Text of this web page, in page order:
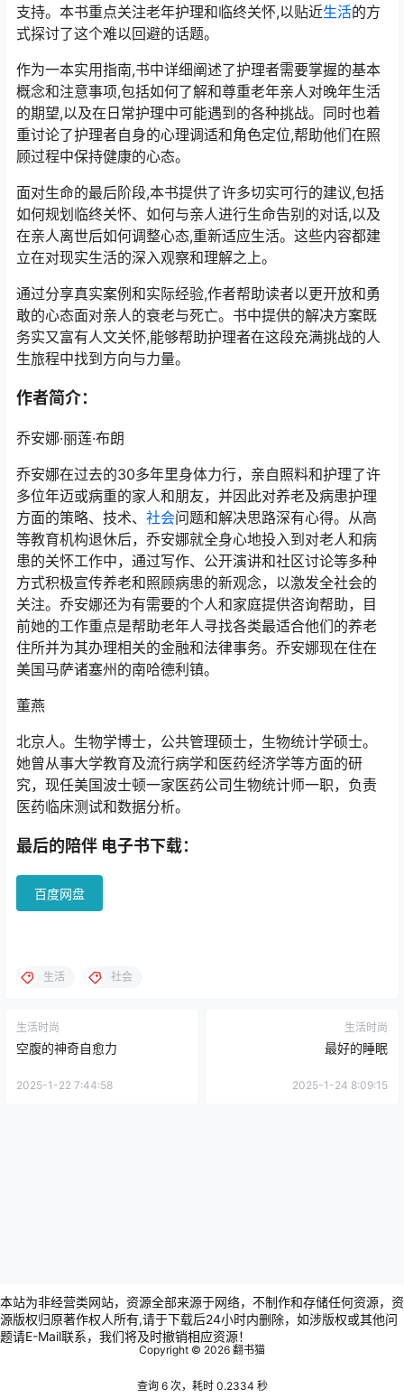
支持。本书重点关注老年护理和临终关怀,以贴近生活的方
式探讨了这个难以回避的话题。
作为一本实用指南,书中详细阐述了护理者需要掌握的基本
概念和注意事项,包括如何了解和尊重老年亲人对晚年生活
的期望,以及在日常护理中可能遇到的各种挑战。同时也着
重讨论了护理者自身的心理调适和角色定位,帮助他们在照
顾过程中保持健康的心态。
面对生命的最后阶段,本书提供了许多切实可行的建议,包括
如何规划临终关怀、如何与亲人进行生命告别的对话,以及
在亲人离世后如何调整心态,重新适应生活。这些内容都建
立在对现实生活的深入观察和理解之上。
通过分享真实案例和实际经验,作者帮助读者以更开放和勇
敢的心态面对亲人的衰老与死亡。书中提供的解决方案既
务实又富有人文关怀,能够帮助护理者在这段充满挑战的人
生旅程中找到方向与力量。
作者简介：
乔安娜·丽莲·布朗
乔安娜在过去的30多年里身体力行，亲自照料和护理了许
多位年迈或病重的家人和朋友，并因此对养老及病患护理
方面的策略、技术、 社会问题和解决思路深有心得。从高
等教育机构退休后，乔安娜就全身心地投入到对老人和病
患的关怀工作中，通过写作、公开演讲和社区讨论等多种
方式积极宣传养老和照顾病患的新观念，以激发全社会的
关注。乔安娜还为有需要的个人和家庭提供咨询帮助，目
前她的工作重点是帮助老年人寻找各类最适合他们的养老
住所并为其办理相关的金融和法律事务。乔安娜现在住在
美国马萨诸塞州的南哈德利镇。
董燕
北京人。生物学博士，公共管理硕士，生物统计学硕士。
她曾从事大学教育及流行病学和医药经济学等方面的研
究，现任美国波士顿一家医药公司生物统计师一职，负责
医药临床测试和数据分析。
最后的陪伴 电子书下载：
百度网盘
生活 社会
生活时尚
空腹的神奇自愈力
2025-1-22 7:44:58
生活时尚
最好的睡眠
2025-1-24 8:09:15
本站为非经营类网站，资源全部来源于网络，不制作和存储任何资源，资
源版权归原著作权人所有,请于下载后24小时内删除，如涉版权或其他问
题请E-Mail联系，我们将及时撤销相应资源！
Copyright © 2026 翻书猫
查询 6 次，耗时 0.2334 秒